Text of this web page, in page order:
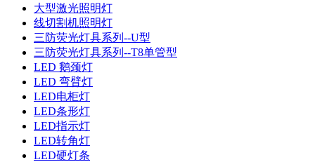
大型激光照明灯
线切割机照明灯
三防荧光灯具系列--U型
三防荧光灯具系列--T8单管型
LED 鹅颈灯
LED 弯臂灯
LED电柜灯
LED条形灯
LED指示灯
LED转角灯
LED硬灯条